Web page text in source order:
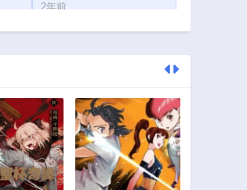
2年前
第41話
第33話
2年前
第28話
2年前